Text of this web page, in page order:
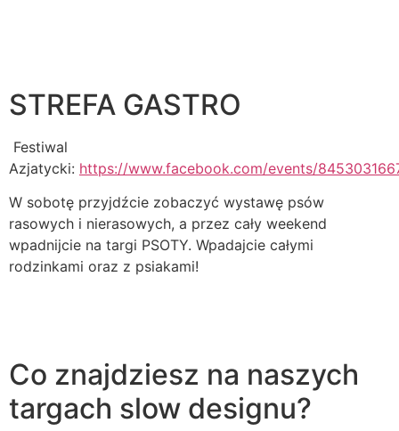
STREFA GASTRO
Festiwal
Azjatycki: https://www.facebook.com/events/
W sobotę przyjdźcie zobaczyć wystawę psów
rasowych i nierasowych, a przez cały weekend
wpadnijcie na targi PSOTY. Wpadajcie całymi
rodzinkami oraz z psiakami!
Co znajdziesz na naszych
targach slow designu?